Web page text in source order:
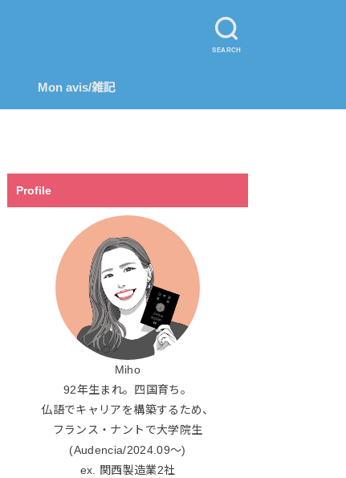
SEARCH
Mon avis/雑記
Profile
Miho
92年生まれ。四国育ち。
仏語でキャリアを構築するため、
フランス・ナントで大学院生
(Audencia/2024.09〜)
ex. 関西製造業2社